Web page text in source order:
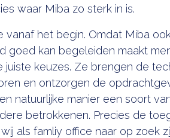
waar Miba zo sterk in is.
vanaf het begin. Omdat Miba
goed kan begeleiden maakt
juiste keuzes. Ze brengen de
en ontzorgen de
natuurlijke manier een soort van
betrokkenen. Precies de
als famliy office naar op zoek